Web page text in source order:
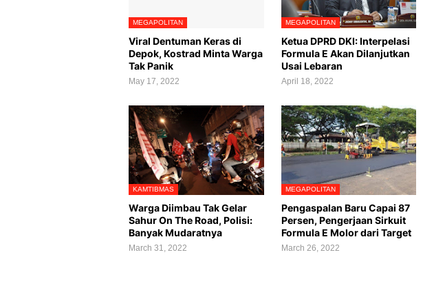
MEGAPOLITAN
Viral Dentuman Keras di
Depok, Kostrad Minta Warga
Tak Panik
May 17, 2022
MEGAPOLITAN
Ketua DPRD DKI: Interpelasi
Formula E Akan Dilanjutkan
Usai Lebaran
April 18, 2022
KAMTIBMAS
Warga Diimbau Tak Gelar
Sahur On The Road, Polisi:
Banyak Mudaratnya
March 31, 2022
MEGAPOLITAN
Pengaspalan Baru Capai 87
Persen, Pengerjaan Sirkuit
Formula E Molor dari Target
March 26, 2022